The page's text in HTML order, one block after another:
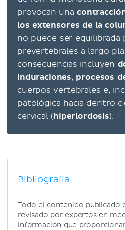
provocan una
los extensores de la
no puede ser equilibrada
prevertebrales a largo
consecuencias incluyen
induraciones, procesos
cuerpos vertebrales e,
patológica hacia dentro
cervical (hiperlordosis).
Bibliografía
Todo el contenido publicado
revisado por expertos en
información que